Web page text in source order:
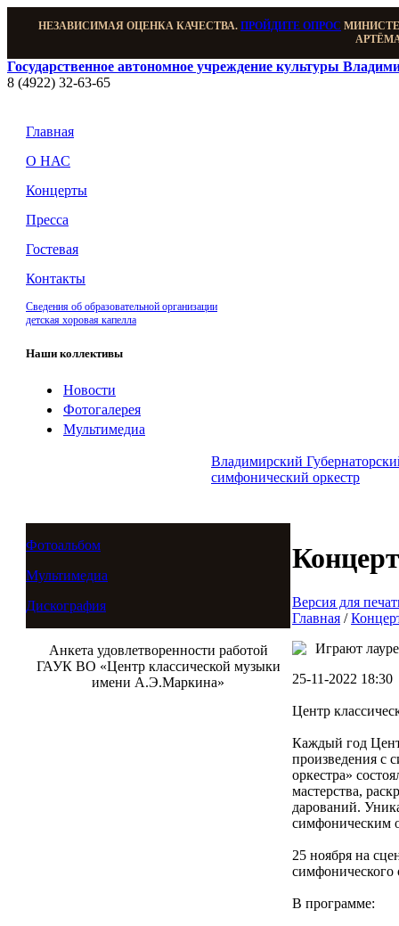
НЕЗАВИСИМАЯ ОЦЕНКА КАЧЕСТВА. ПРОЙДИТЕ ОПРОС
Государственное автономное учреждение культуры
8 (4922) 32-63-65
Главная
О НАС
Концерты
Пресса
Гостевая
Контакты
Сведения об образовательной организации
детская хоровая капелла
Наши коллективы
Новости
Фотогалерея
Мультимедиа
Владимирский
симфонический оркестр
Фотоальбом
Мультимедиа
Дискография
Анкета удовлетворенности работой
ГАУК ВО «Центр классической музыки
имени А.Э.Маркина»
Версия для
Главная /
Играют
25-11-2022 18:30
Центр
Каждый год
произведения с
оркестра»
мастерства,
дарований.
симфоническим
25 ноября на
симфонического
В программе: